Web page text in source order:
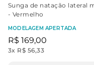
Sunga de natação lateral
- Vermelho
MODELAGEM APERTADA
R$ 169,00
3x R$ 56,33